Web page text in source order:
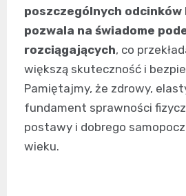
poszczególnych odcinków
pozwala na świadome
rozciągających, co
większą skuteczność i
Pamiętajmy, że zdrowy,
fundament sprawności
postawy i dobrego
wieku.